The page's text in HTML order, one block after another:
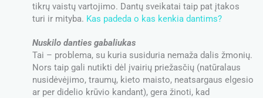
tikrų vaistų vartojimo. Dantų sveikatai taip pat įtakos
turi ir mityba. Kas padeda o kas kenkia dantims?
Nuskilo danties gabaliukas
Tai – problema, su kuria susiduria nemaža dalis žmonių.
Nors taip gali nutikti dėl įvairių priežasčių (natūralaus
nusidėvėjimo, traumų, kieto maisto, neatsargaus elgesio
ar per didelio krūvio kandant), gera žinoti, kad